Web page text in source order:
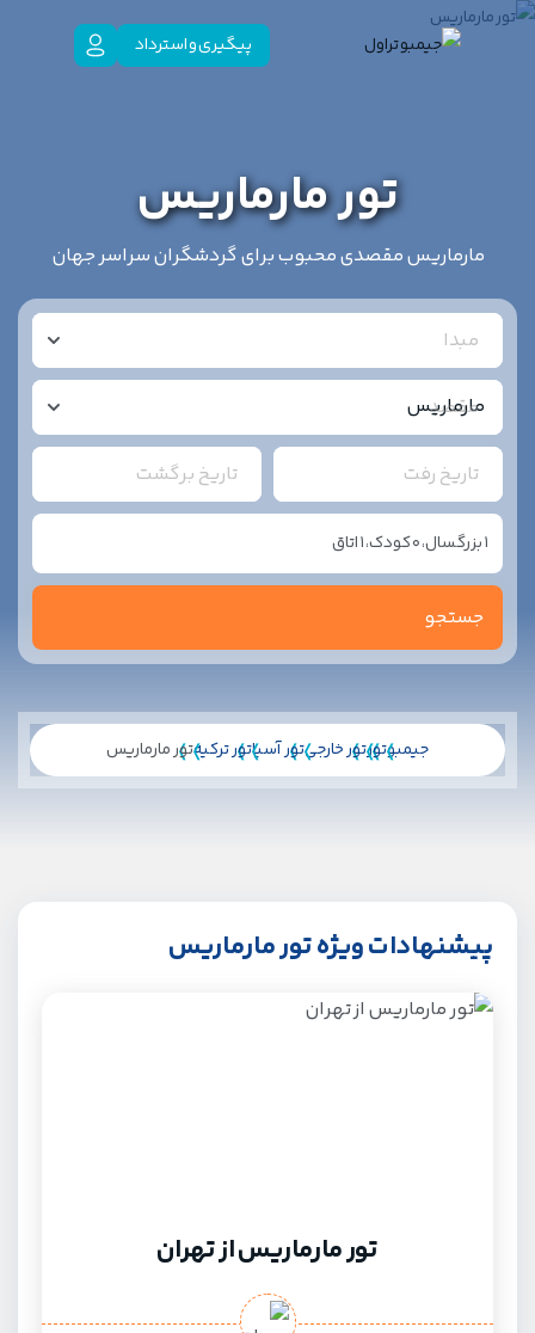
پیگیری و استرداد
تور مارماریس
مارماریس مقصدی محبوب برای گردشگران سراسر جهان
مبدا
مقصد
تاریخ رفت تاریخ برگشت
1بزرگسال،0کودک،1اتاق
جیمبوتورتور خارجیتور آسیاتور ترکیهتور مارماریس
پیشنهادات ویژه تور مارماریس
تور مارماریس از تهران